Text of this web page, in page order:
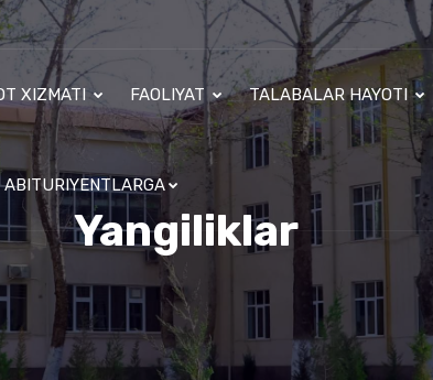
XIZMATI FAOLIYAT TALABALAR HAYOTI
ABITURIYENTLARGA
Yangiliklar